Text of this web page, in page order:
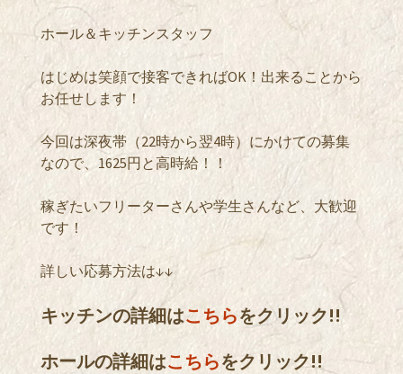
ホール＆キッチンスタッフ
はじめは笑顔で接客できればOK！出来ることから
お任せします！
今回は深夜帯（22時から翌4時）にかけての募集
なので、1625円と高時給！！
稼ぎたいフリーターさんや学生さんなど、大歓迎
です！
詳しい応募方法は↓↓
キッチンの詳細はこちらをクリック!!
ホールの詳細はこちらをクリック!!